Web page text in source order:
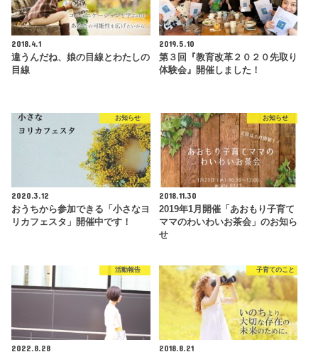
2018.4.1
違うんだね、娘の目線とわたしの
目線
2019.5.10
第３回『教育改革２０２０先取り
体験会』開催しました！
お知らせ
2020.3.12
おうちから参加できる「小さなヨ
リカフェスタ」開催中です！
お知らせ
2018.11.30
2019年1月開催「あおもり子育て
ママのわいわいお茶会」のお知ら
せ
活動報告
2022.8.28
子育てのこと
2018.8.21